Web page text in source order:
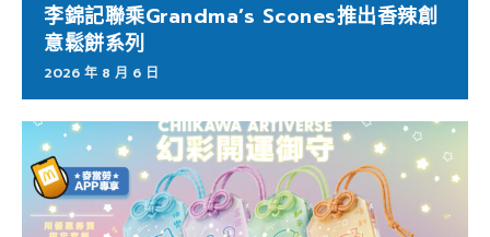
李錦記聯乘Grandma’s Scones推出香辣創
意鬆餅系列
2026 年 8 月 6 日